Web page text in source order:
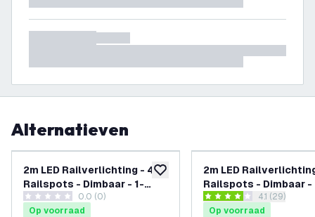
Alternatieven
toevoegen aan verlanglijst
2m LED Railverlichting - 4
Railspots - Dimbaar - 1-
Fase Railsysteem - Wit
0 score sterren0.0 (0)
Op voorraad
2m LED
Railspots - Dimbaar -
Fase Railsysteem -
reviews
4.1 score sterren4.1 (29)
Op voorraad